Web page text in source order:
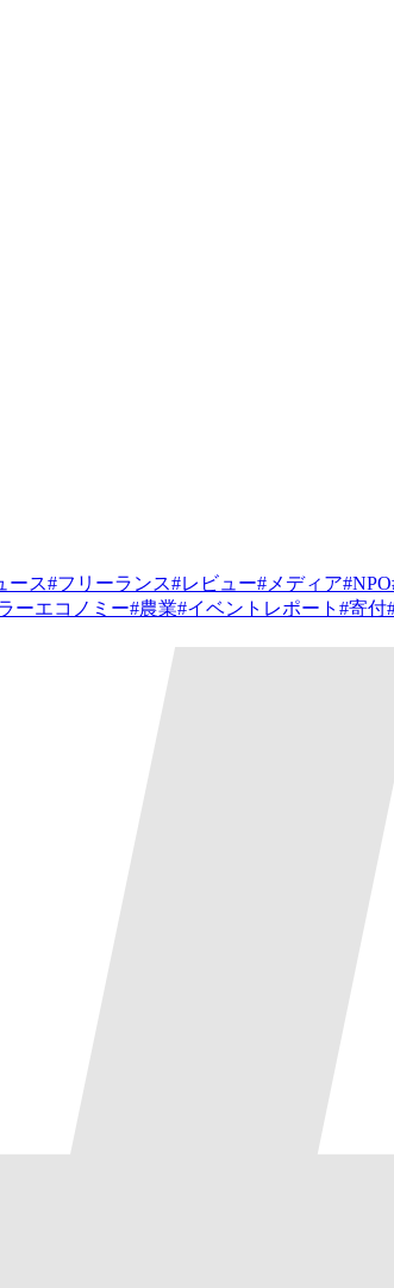
ース#フリーランス#レビュー# メディア#NPO
ーエコノミー#農業#イベントレポート #寄付